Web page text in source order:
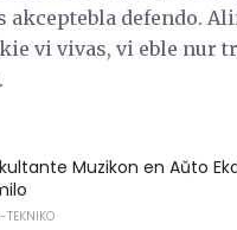
akceptebla defendo.
vi vivas, vi eble nur
Muzikon en Aŭto
TEKNIKO